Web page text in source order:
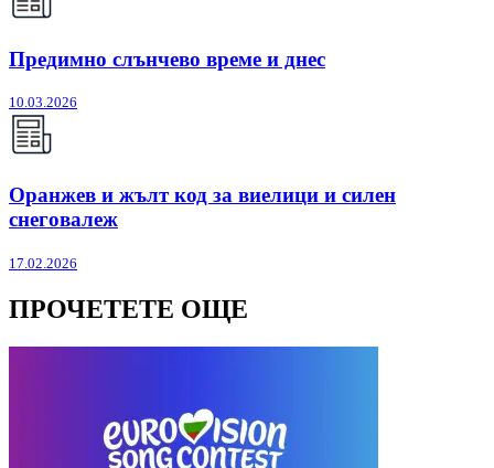
Предимно слънчево време и днес
10.03.2026
Оранжев и жълт код за виелици и силен
снеговалеж
17.02.2026
ПРОЧЕТЕТЕ ОЩЕ